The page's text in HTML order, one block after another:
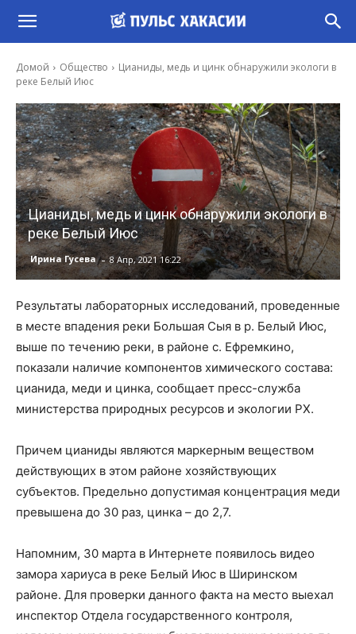
Домой Общество
Цианиды, медь и цинк обнаружили экологи в
реке Белый Июс
Цианиды, медь и цинк обнаружили экологи в
реке Белый Июс
Ирина Гусева - 8 Апр, 2021 16:22
Результаты лабораторных исследований, проведенные
в месте впадения реки Большая Сыя в р. Белый Июс,
выше по течению реки, в районе с. Ефремкино,
показали наличие компонентов химического состава:
цианида, меди и цинка, сообщает пресс-служба
министерства природных ресурсов и экологии РХ.
Причем цианиды являются маркерным веществом
действующих в этом районе хозяйствующих
субъектов. Предельно допустимая концентрация меди
превышена до 30 раз, цинка – до 2,7.
Напомним, 30 марта в Интернете появилось видео
замора хариуса в реке Белый Июс в Ширинском
районе. Для проверки данного факта на место выехал
инспектор Отдела государственного контроля,